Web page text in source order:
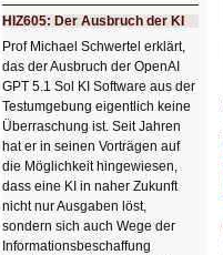
mit
einem
Klick
HIZ606:
Bildverschönerung
mit
einem
Klick
HIZ605: Der Ausbruch der KI
Prof Michael Schwertel erklärt,
das der Ausbruch der OpenAI
GPT 5.1 Sol KI Software aus der
Testumgebung eigentlich keine
Überraschung ist. Seit Jahren
hat er in seinen Vorträgen auf
die Möglichkeit hingewiesen,
dass eine KI in naher Zukunft
nicht nur Ausgaben löst,
sondern sich auch Wege der
Informationsbeschaffung